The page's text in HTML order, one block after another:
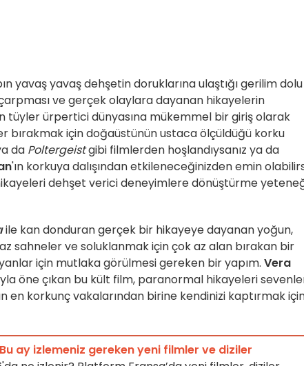
yavaş yavaş dehşetin doruklarına ulaştığı gerilim dolu
ve gerçek olaylara dayanan hikayelerin
tüyler ürpertici dünyasına mükemmel bir giriş olarak
bırakmak için doğaüstünün ustaca ölçüldüğü korku
da Poltergeistgibi filmlerden hoşlandıysanız ya da
'ın korkuya dalışından etkileneceğinizden emin
dehşet verici deneyimlere dönüştürme
ile kan donduran gerçek bir hikayeye dayanan yoğun,
sahneler ve soluklanmak için çok az alan bırakan bir
için mutlaka görülmesi gereken bir yapım. Vera
öne çıkan bu kült film, paranormal hikayeleri
en korkunç vakalarından birine kendinizi kaptırmak
ay izlemeniz gereken yeni filmler ve diziler